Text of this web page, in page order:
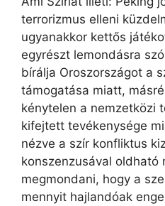
terrorizmus elleni
ugyanakkor kettős
egyrészt lemondásra
bírálja Oroszországot a
támogatása miatt,
kénytelen a nemzetközi
kifejtett tevékenysége
nézve a szír konfliktus
konszenzusával oldható
megmondani, hogy a
mennyit hajlandóak